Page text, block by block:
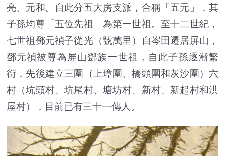
亮、元和。自此分五大房支派，合稱「五元」，其
子孫均尊「五位先祖」為第一世祖。至十二世紀，
七世祖鄧元禎子從光（號萬里）自岑田遷居屏山，
鄧元禎被尊為屏山鄧族一世祖，自此子孫逐漸繁
衍，先後建立三圍（上璋圍、橋頭圍和灰沙圍）六
村（坑頭村、坑尾村、塘坊村、新村、新起村和洪
屋村），目前已有三十一傳人。